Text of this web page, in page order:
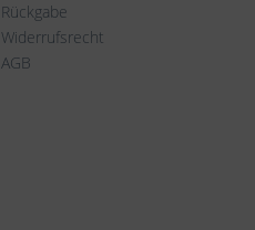
Rückgabe
Widerrufsrecht
AGB